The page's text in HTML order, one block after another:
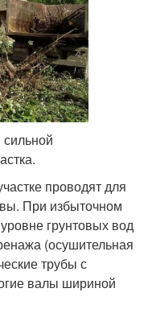
проводят для
При избыточном
грунтовых вод
(осушительная
трубы с
валы шириной